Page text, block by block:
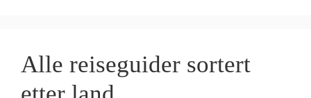
Alle reiseguider sortert